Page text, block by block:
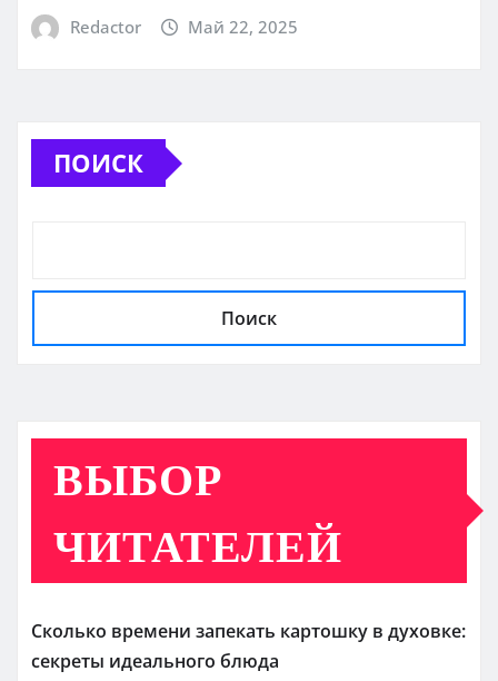
Redactor Май 22, 2025
ПОИСК
Поиск
ВЫБОР
ЧИТАТЕЛЕЙ
Сколько времени запекать картошку в духовке:
секреты идеального блюда